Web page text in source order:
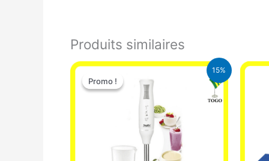
Produits similaires
15%
Promo !
Promo !
Le
initial
12.900 CFA.
Le
11.000 CFA.